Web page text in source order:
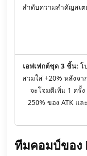
ลำดับความสำคัญสเต
เอฟเฟกต์ชุด 3 ชิ้น: โ
สวมใส่ +20% หลังจ
จะโจมตีเพิ่ม 1 ครั้
250% ของ ATK แ
ทีมคอมป์ของ